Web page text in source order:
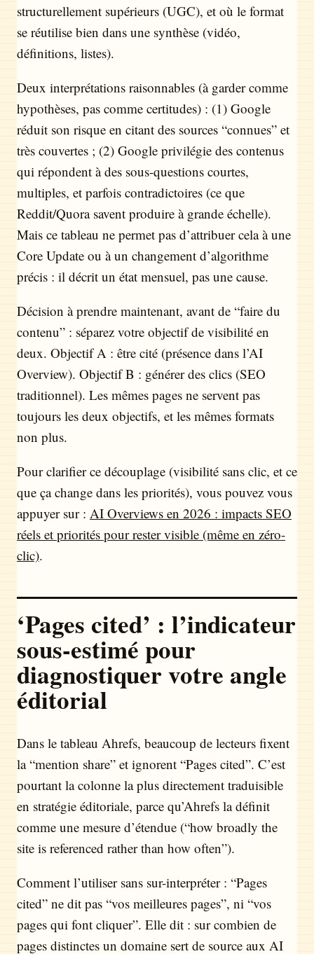
structurellement supérieurs (UGC), et où le format
se réutilise bien dans une synthèse (vidéo,
définitions, listes).
Deux interprétations raisonnables (à garder comme
hypothèses, pas comme certitudes) : (1) Google
réduit son risque en citant des sources “connues” et
très couvertes ; (2) Google privilégie des contenus
qui répondent à des sous-questions courtes,
multiples, et parfois contradictoires (ce que
Reddit/Quora savent produire à grande échelle).
Mais ce tableau ne permet pas d’attribuer cela à une
Core Update ou à un changement d’algorithme
précis : il décrit un état mensuel, pas une cause.
Décision à prendre maintenant, avant de “faire du
contenu” : séparez votre objectif de visibilité en
deux. Objectif A : être cité (présence dans l’AI
Overview). Objectif B : générer des clics (SEO
traditionnel). Les mêmes pages ne servent pas
toujours les deux objectifs, et les mêmes formats
non plus.
Pour clarifier ce découplage (visibilité sans clic, et ce
que ça change dans les priorités), vous pouvez vous
appuyer sur : AI Overviews en 2026 : impacts SEO
réels et priorités pour rester visible (même en zéro-
clic).
‘Pages cited’ : l’indicateur
sous-estimé pour
diagnostiquer votre angle
éditorial
Dans le tableau Ahrefs, beaucoup de lecteurs fixent
la “mention share” et ignorent “Pages cited”. C’est
pourtant la colonne la plus directement traduisible
en stratégie éditoriale, parce qu’Ahrefs la définit
comme une mesure d’étendue (“how broadly the
site is referenced rather than how often”).
Comment l’utiliser sans sur-interpréter : “Pages
cited” ne dit pas “vos meilleures pages”, ni “vos
pages qui font cliquer”. Elle dit : sur combien de
pages distinctes un domaine sert de source aux AI